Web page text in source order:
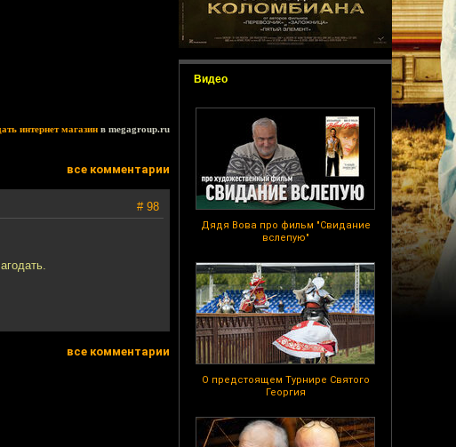
Видео
Дядя Вова про фильм "Свидание
вслепую"
О предстоящем Турнире Святого
Георгия
интернет магазин в megagroup.ru
все комментарии
# 98
все комментарии